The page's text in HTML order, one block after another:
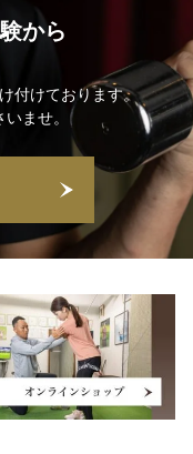
から
付けております。
ませ。